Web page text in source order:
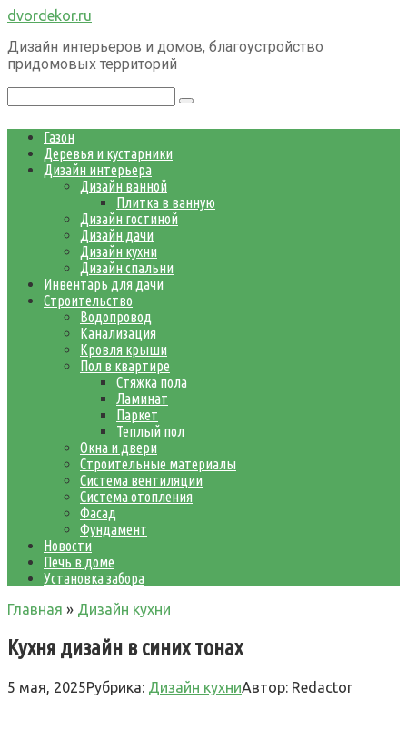
Перейти
контенту
dvordekor.ru
Дизайн интерьеров и домов, благоустройство
придомовых территорий
Газон
Деревья и кустарники
Дизайн интерьера
Дизайн ванной
Плитка в ванную
Дизайн гостиной
Дизайн дачи
Дизайн кухни
Дизайн спальни
Инвентарь для дачи
Строительство
Водопровод
Канализация
Кровля крыши
Пол в квартире
Стяжка пола
Ламинат
Паркет
Теплый пол
Окна и двери
Строительные материалы
Система вентиляции
Система отопления
Фасад
Фундамент
Новости
Печь в доме
Установка забора
Главная » Дизайн кухни
Кухня дизайн в синих тонах
5 мая, 2025Рубрика: Дизайн кухниАвтор: Redactor